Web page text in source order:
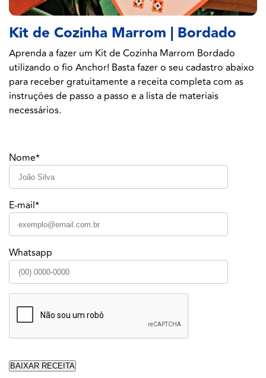
Kit de Cozinha Marrom | Bordado
Aprenda a fazer um Kit de Cozinha Marrom Bordado
utilizando o fio Anchor! Basta fazer o seu cadastro abaixo
para receber gratuitamente a receita completa com as
instruções de passo a passo e a lista de materiais
necessários.
Nome*
E-mail*
Whatsapp